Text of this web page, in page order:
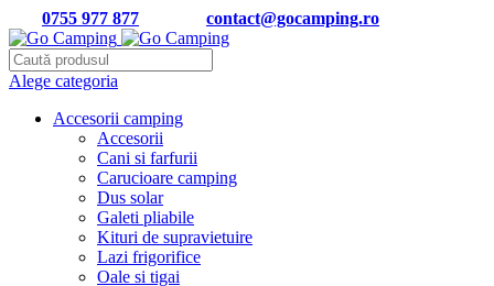
0755 977 877 contact@gocamping.ro
Alege categoria
Accesorii camping
Accesorii
Cani si farfurii
Carucioare camping
Dus solar
Galeti pliabile
Kituri de supravietuire
Lazi frigorifice
Oale si tigai